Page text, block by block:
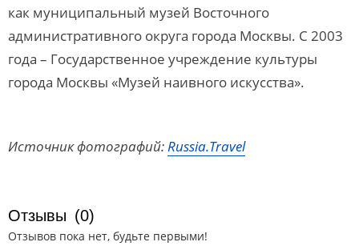
как муниципальный музей Восточного
административного округа города Москвы. С 2003
года – Государственное учреждение культуры
города Москвы «Музей наивного искусства».
Источник фотографий:Russia.Travel
Отзывы (0)
Отзывов пока нет, будьте первыми!